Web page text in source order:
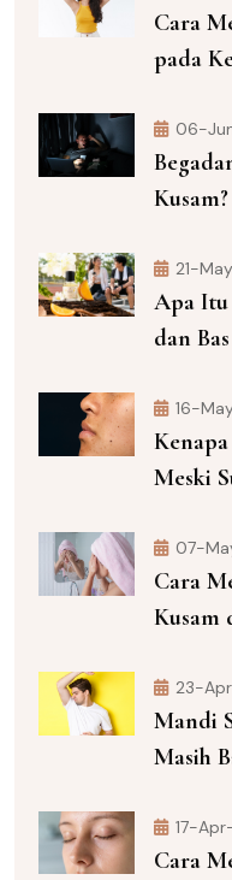
Cara
pada
06-
21-
Apa Itu
dan Bas
16-
Meski
07-
Cara
Kusam
23-
Mandi
Masih
17-
Cara